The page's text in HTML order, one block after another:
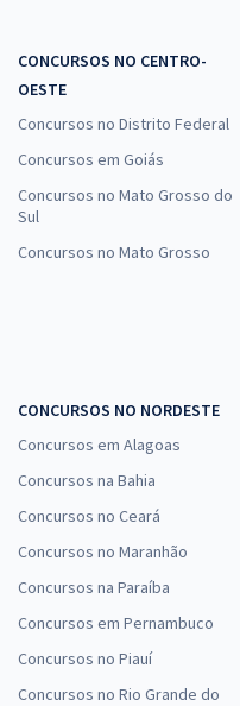
CONCURSOS NO CENTRO-
OESTE
Concursos no Distrito Federal
Concursos em Goiás
Concursos no Mato Grosso do
Sul
Concursos no Mato Grosso
CONCURSOS NO NORDESTE
Concursos em Alagoas
Concursos na Bahia
Concursos no Ceará
Concursos no Maranhão
Concursos na Paraíba
Concursos em Pernambuco
Concursos no Piauí
Concursos no Rio Grande do